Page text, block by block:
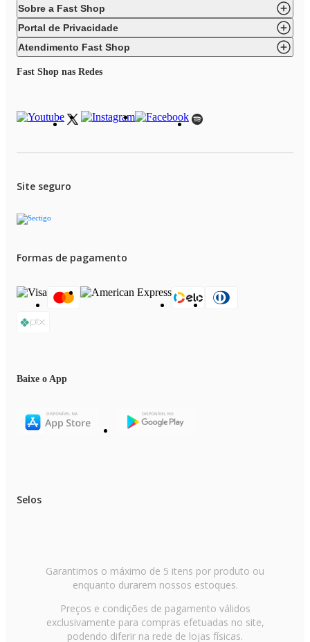
Sobre a Fast Shop
Portal de Privacidade
Atendimento Fast Shop
Fast Shop nas Redes
Site seguro
Formas de pagamento
Baixe o App
Selos
Garantimos o máximo de 5 itens por produto ou
enquanto durarem nossos estoques.
Preços e condições de pagamento válidos
exclusivamente para compras efetuadas no site,
podendo diferir na rede de lojas físicas.